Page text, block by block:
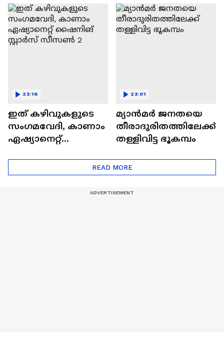
കുഞ്ഞുങ്ങൾ
സീസൺ 2
ഇത് കഴിവുകളുടെ
സംഗമവേദി, കാണാം
ഏഷ്യാനെറ്റ്
23:16
മ്യാൻമർ ജനതയെ
തീരാദുരിതത്തിലേക്ക്
തള്ളിവിട്ട ഭൂകമ്പം
23:01
READ MORE